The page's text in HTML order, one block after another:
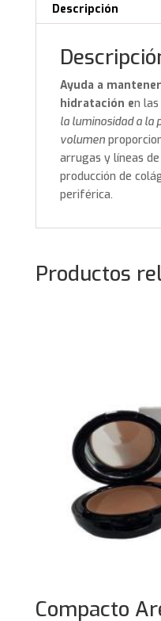
Descripción
Ayuda a
hidratación en las
la luminosidad a la
volumen
arrugas y líneas
producción de
periférica.
Productos
Compacto